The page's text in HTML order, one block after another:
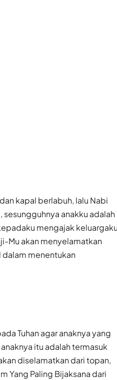
kapal berlabuh, lalu Nabi
sesungguhnya anakku adalah
mengajak keluargaku
Mu akan menyelamatkan
dalam menentukan
Tuhan agar anaknya yang
itu adalah termasuk
diselamatkan dari topan,
Yang Paling Bijaksana dari